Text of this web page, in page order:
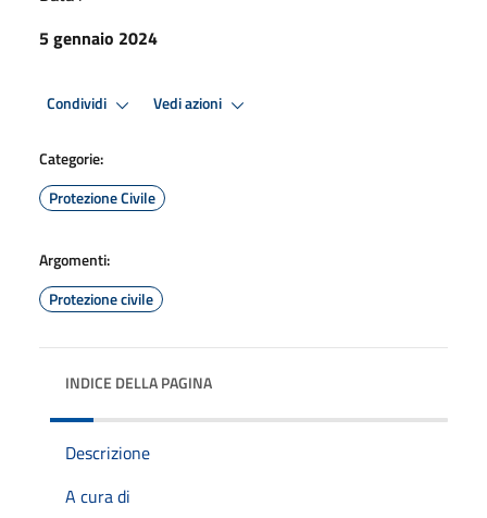
5 gennaio 2024
Condividi Vedi azioni
Categorie:
Protezione Civile
Argomenti:
Protezione civile
INDICE DELLA PAGINA
Descrizione
A cura di